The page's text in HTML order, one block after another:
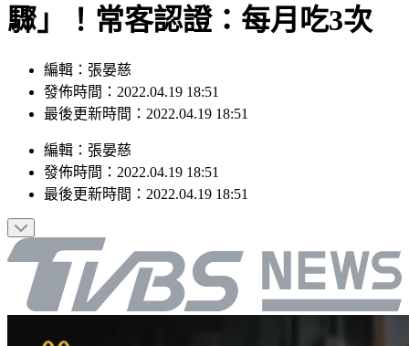
驟」！常客認證：每月吃3次
編輯：張晏慈
發佈時間：2022.04.19 18:51
最後更新時間：2022.04.19 18:51
編輯 ： 張晏慈
發佈時間： 2022.04.19 18:51
最後更新時間： 2022.04.19 18:51